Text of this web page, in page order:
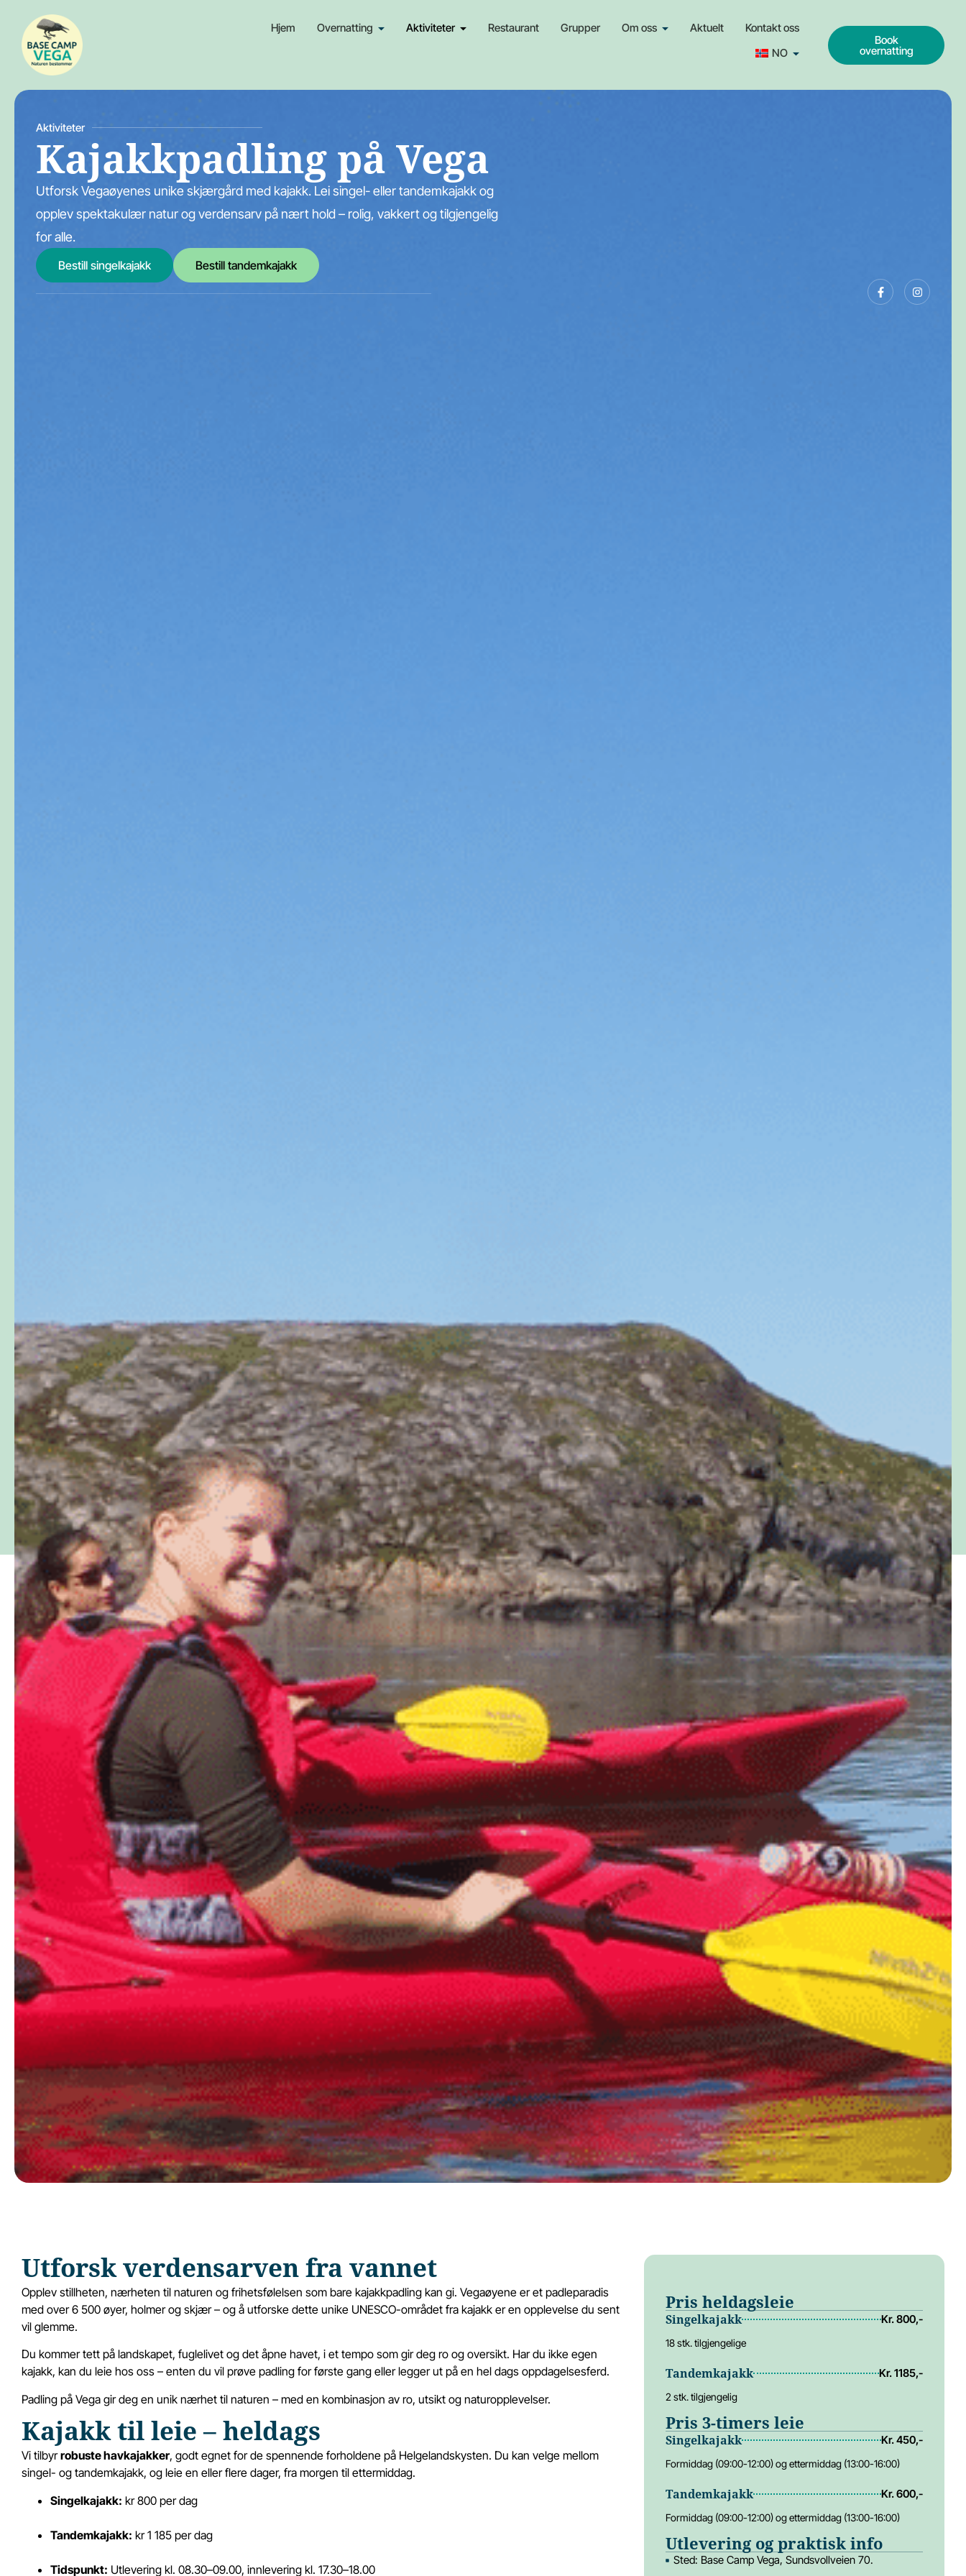
Hjem Overnatting Aktiviteter Restaurant Grupper Om oss Aktuelt
Kontakt oss
NO
Book
overnatting
Aktiviteter
Kajakkpadling på Vega
Utforsk Vegaøyenes unike skjærgård med kajakk. Lei singel- eller tandemkajakk og
opplev spektakulær natur og verdensarv på nært hold – rolig, vakkert og tilgjengelig
for alle.
Bestill singelkajakk Bestill tandemkajakk
Utforsk verdensarven fra vannet
Opplev stillheten, nærheten til naturen og frihetsfølelsen som bare kajakkpadling kan gi. Vegaøyene er et padleparadis
med over 6 500 øyer, holmer og skjær – og å utforske dette unike UNESCO-området fra kajakk er en opplevelse du sent
vil glemme.
Du kommer tett på landskapet, fuglelivet og det åpne havet, i et tempo som gir deg ro og oversikt. Har du ikke egen
kajakk, kan du leie hos oss – enten du vil prøve padling for første gang eller legger ut på en hel dags oppdagelsesferd.
Padling på Vega gir deg en unik nærhet til naturen – med en kombinasjon av ro, utsikt og naturopplevelser.
Kajakk til leie – heldags
Vi tilbyrrobuste havkajakker, godt egnet for de spennende forholdene på Helgelandskysten. Du kan velge mellom
singel- og tandemkajakk, og leie en eller flere dager, fra morgen til ettermiddag.
Singelkajakk: kr 800 per dag
Tandemkajakk: kr 1 185 per dag
Tidspunkt: Utlevering kl. 08.30–09.00, innlevering kl. 17.30–18.00
Pris heldagsleie
Singelkajakk Kr. 800,-
18 stk. tilgjengelige
Tandemkajakk Kr. 1185,-
2 stk. tilgjengelig
Pris 3-timers leie
Singelkajakk Kr. 450,-
Formiddag (09:00-12:00) og ettermiddag (13:00-16:00)
Tandemkajakk Kr. 600,-
Formiddag (09:00-12:00) og ettermiddag (13:00-16:00)
Utlevering og praktisk info
Sted: Base Camp Vega, Sundsvollveien 70.